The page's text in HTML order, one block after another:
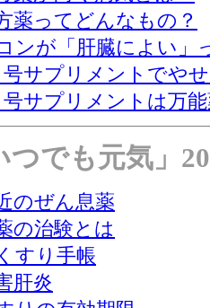
薬ってどんなもの？
ンが「肝臓によい」
号サプリメントでや
号サプリメントは万
つでも元気」
のぜん息薬
の治験とは
すり手帳
肝炎